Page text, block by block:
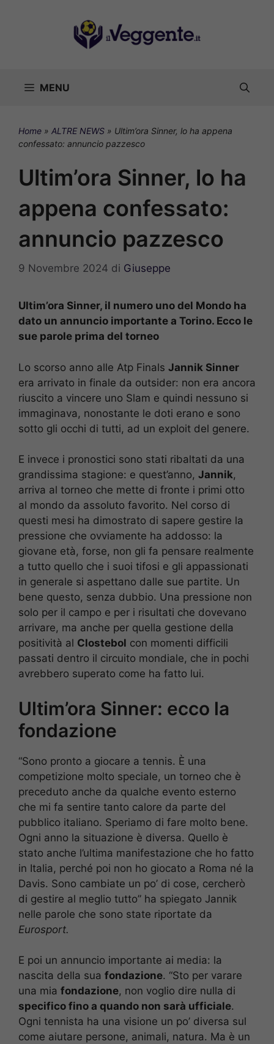
MENU
Home » ALTRE NEWS » Ultim’ora Sinner, lo ha appena
confessato: annuncio pazzesco
Ultim’ora Sinner, lo ha
appena confessato:
annuncio pazzesco
9 Novembre 2024 di Giuseppe
Ultim’ora Sinner, il numero uno del Mondo ha
dato un annuncio importante a Torino. Ecco le
sue parole prima del torneo
Lo scorso anno alle Atp Finals Jannik Sinner
era arrivato in finale da outsider: non era ancora
riuscito a vincere uno Slam e quindi nessuno si
immaginava, nonostante le doti erano e sono
sotto gli occhi di tutti, ad un exploit del genere.
E invece i pronostici sono stati ribaltati da una
grandissima stagione: e quest’anno, Jannik,
arriva al torneo che mette di fronte i primi otto
al mondo da assoluto favorito. Nel corso di
questi mesi ha dimostrato di sapere gestire la
pressione che ovviamente ha addosso: la
giovane età, forse, non gli fa pensare realmente
a tutto quello che i suoi tifosi e gli appassionati
in generale si aspettano dalle sue partite. Un
bene questo, senza dubbio. Una pressione non
solo per il campo e per i risultati che dovevano
arrivare, ma anche per quella gestione della
positività al Clostebol con momenti difficili
passati dentro il circuito mondiale, che in pochi
avrebbero superato come ha fatto lui.
Ultim’ora Sinner: ecco la
fondazione
“Sono pronto a giocare a tennis. È una
competizione molto speciale, un torneo che è
preceduto anche da qualche evento esterno
che mi fa sentire tanto calore da parte del
pubblico italiano. Speriamo di fare molto bene.
Ogni anno la situazione è diversa. Quello è
stato anche l’ultima manifestazione che ho fatto
in Italia, perché poi non ho giocato a Roma né la
Davis. Sono cambiate un po’ di cose, cercherò
di gestire al meglio tutto” ha spiegato Jannik
nelle parole che sono state riportate da
Eurosport.
E poi un annuncio importante ai media: la
nascita della sua fondazione. “Sto per varare
una mia fondazione, non voglio dire nulla di
specifico fino a quando non sarà ufficiale.
Ogni tennista ha una visione un po’ diversa sul
come aiutare persone, animali, natura. Ma è un